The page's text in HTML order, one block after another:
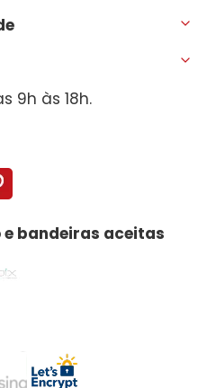
9h às 18h.
bandeiras aceitas